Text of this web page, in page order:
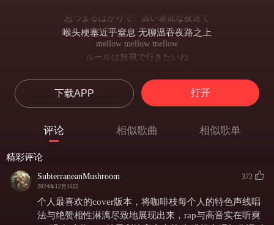
息つまるばかりで 温い退屈な夜道で
喉头梗塞近乎窒息 无聊温吞夜路之上
mellow mellow mellow
ルールは無視で行きたいね
So burn my burn my heart
uh 悟られそう
uh 似醍醐灌顶
uh 行或不行 Get down now
もうきっと
優等ぶったIじゃ居られないくらい
想来早就已经一秒也不能再忍耐
下载APP 打开
评论 相似歌曲 相似歌单
精彩评论
SubterraneanMushroom
2024年12月16日
372
个人最喜欢的cover版本，将咖啡枝每个人的特色声线唱
法与绝赞相性淋漓尽致地展现出来，rap与高音实在听爽